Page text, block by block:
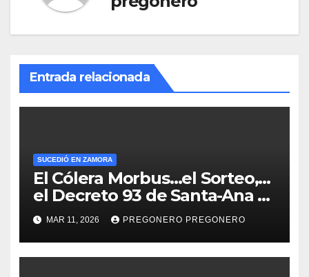
Entrada relacionada
SUCEDIÓ EN ZAMORA
El Cólera Morbus…el Sorteo,…
el Decreto 93 de Santa-Ana y
el Acta de Cabildo del Zamora
de 1865
MAR 11, 2026 PREGONERO PREGONERO